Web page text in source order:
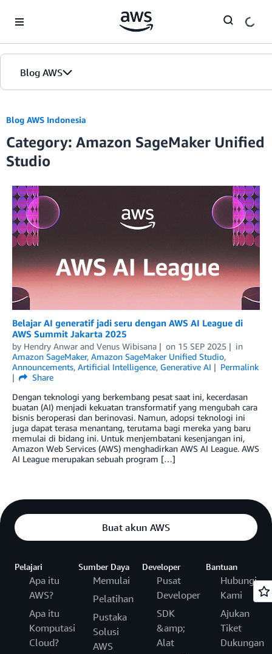
Blog AWS
Beranda
Edisi
Blog AWS Indonesia
Category: Amazon SageMaker Unified
Studio
Belajar AI generatif jadi seru dengan AWS AI League di
AWS Summit Jakarta 2025
by Hendry Anwar and Venus Wibisana on 15 SEP 2025
in
Amazon SageMaker, Amazon SageMaker Unified Studio,
Announcements, Artificial Intelligence, Generative AI
Permalink
Share
Dengan teknologi yang berkembang pesat saat ini, kecerdasan
buatan (AI) menjadi kekuatan transformatif yang mengubah cara
bisnis beroperasi dan berinovasi. Namun, adopsi teknologi ini
juga dapat terasa menantang, terutama bagi mereka yang baru
memulai di bidang ini. Untuk menjembatani kesenjangan ini,
Amazon Web Services (AWS) menghadirkan AWS AI League. AWS
AI League merupakan sebuah program […]
Buat akun AWS
Pelajari
Apa itu
AWS?
Apa itu
Komputasi
Cloud?
Sumber Daya
Memulai
Pelatihan
Pustaka
Solusi
AWS
Developer
Pusat
Developer
SDK
&amp;
Alat
Bantuan
Hubungi
Kami
Ajukan
Tiket
Dukungan